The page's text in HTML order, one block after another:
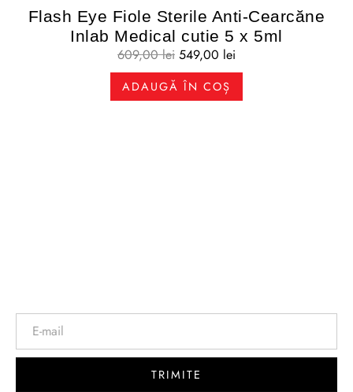
Flash Eye Fiole Sterile Anti-Cearcăne
Inlab Medical cutie 5 x 5ml
609,00lei 549,00 lei
ADAUGĂ ÎN COȘ
TRIMITE